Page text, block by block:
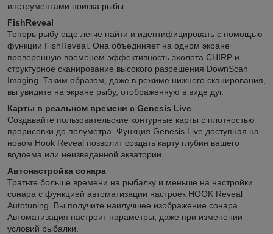
инструментами поиска рыбы.
FishReveal
Теперь рыбу еще легче найти и идентифицировать с помощью
функции FishReveal. Она объединяет на одном экране
проверенную временем эффективность эхолота CHIRP и
структурное сканирование высокого разрешения DownScan
Imaging. Таким образом, даже в режиме нижнего сканирования,
вы увидите на экране рыбу, отображенную в виде дуг.
Карты в реальном времени с Genesis Live
Создавайте пользовательские контурные карты с плотностью
прорисовки до полуметра. Функция Genesis Live доступная на
новом Hook Reveal позволит создать карту глубин вашего
водоема или неизведанной акватории.
Автонастройка сонара
Тратьте больше времени на рыбалку и меньше на настройки
сонара с функцией автоматизации настроек HOOK Reveal
Autotuning. Вы получите наилучшее изображение сонара.
Автоматизация настроит параметры, даже при изменении
условий рыбалки.